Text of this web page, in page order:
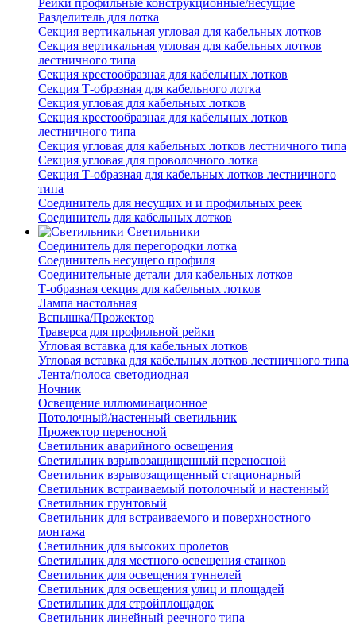
Рейки профильные конструкционные/несущие
Разделитель для лотка
Секция вертикальная угловая для кабельных лотков
Секция вертикальная угловая для кабельных лотков
лестничного типа
Секция крестообразная для кабельных лотков
Секция Т-образная для кабельного лотка
Секция угловая для кабельных лотков
Секция крестообразная для кабельных лотков
лестничного типа
Секция угловая для кабельных лотков лестничного типа
Секция угловая для проволочного лотка
Секция Т-образная для кабельных лотков лестничного
типа
Соединитель для несущих и и профильных реек
Соединитель для кабельных лотков
Светильники
Соединитель для перегородки лотка
Соединитель несущего профиля
Соединительные детали для кабельных лотков
Т-образная секция для кабельных лотков
Лампа настольная
Вспышка/Прожектор
Траверса для профильной рейки
Угловая вставка для кабельных лотков
Угловая вставка для кабельных лотков лестничного типа
Лента/полоса светодиодная
Ночник
Освещение иллюминационное
Потолочный/настенный светильник
Прожектор переносной
Светильник аварийного освещения
Светильник взрывозащищенный переносной
Светильник взрывозащищенный стационарный
Светильник встраиваемый потолочный и настенный
Светильник грунтовый
Светильник для встраиваемого и поверхностного
монтажа
Светильник для высоких пролетов
Светильник для местного освещения станков
Светильник для освещения туннелей
Светильник для освещения улиц и площадей
Светильник для стройплощадок
Светильник линейный реечного типа